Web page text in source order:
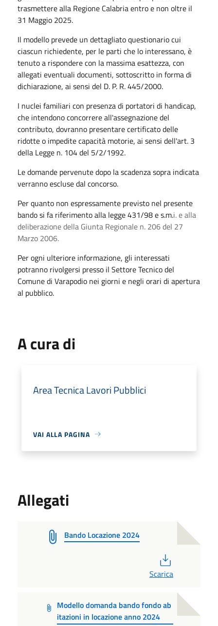
trasmettere alla Regione Calabria entro e non oltre il
31 Maggio 2025.
Il modello prevede un dettagliato questionario cui
ciascun richiedente, per le parti che lo interessano, è
tenuto a rispondere con la massima esattezza, con
allegati eventuali documenti, sottoscritto in forma di
dichiarazione, ai sensi del D. P. R. 445/2000.
I nuclei familiari con presenza di portatori di handicap,
che intendono concorrere all'assegnazione del
contributo, dovranno presentare certificato delle
ridotte o impedite capacità motorie, ai sensi dell'art. 3
della Legge n. 104 del 5/2/1992.
Le domande pervenute dopo la scadenza sopra indicata
verranno escluse dal concorso.
Per quanto non espressamente previsto nel presente
bando si fa riferimento alla legge 431/98 e s.m.i. e alla
deliberazione della Giunta Regionale n. 206 del 27
Marzo 2006.
Per ogni ulteriore informazione, gli interessati
potranno rivolgersi presso il Settore Tecnico del
Comune di Varapodio nei giorni e negli orari di apertura
al pubblico.
A cura di
Area Tecnica Lavori Pubblici
VAI ALLA PAGINA
Allegati
Bando Locazione 2024
Scarica
Modello domanda bando fondo ab
itazioni in locazione anno 2024